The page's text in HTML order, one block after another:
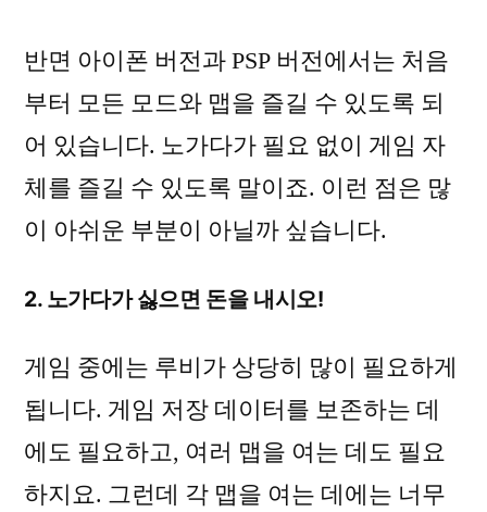
반면 아이폰 버전과 PSP 버전에서는 처음
부터 모든 모드와 맵을 즐길 수 있도록 되
어 있습니다. 노가다가 필요 없이 게임 자
체를 즐길 수 있도록 말이죠. 이런 점은 많
이 아쉬운 부분이 아닐까 싶습니다.
2. 노가다가 싫으면 돈을 내시오!
게임 중에는 루비가 상당히 많이 필요하게
됩니다. 게임 저장 데이터를 보존하는 데
에도 필요하고, 여러 맵을 여는 데도 필요
하지요. 그런데 각 맵을 여는 데에는 너무